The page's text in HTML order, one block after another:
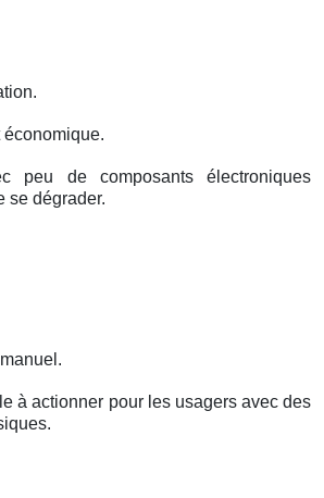
économique.
peu de composants électroniques
se dégrader.
à actionner pour les usagers avec des